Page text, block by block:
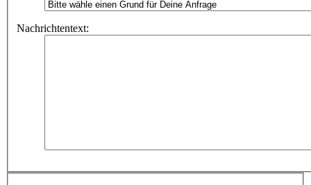
Nachrichtentext: